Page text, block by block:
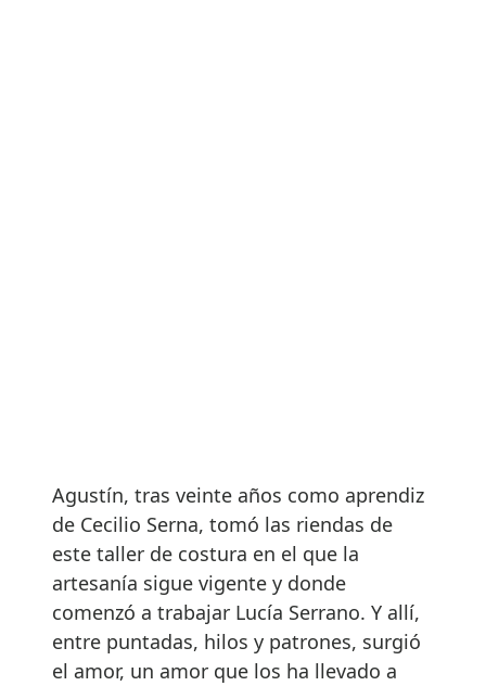
Agustín, tras veinte años como aprendiz
de Cecilio Serna, tomó las riendas de
este taller de costura en el que la
artesanía sigue vigente y donde
comenzó a trabajar Lucía Serrano. Y allí,
entre puntadas, hilos y patrones, surgió
el amor, un amor que los ha llevado a